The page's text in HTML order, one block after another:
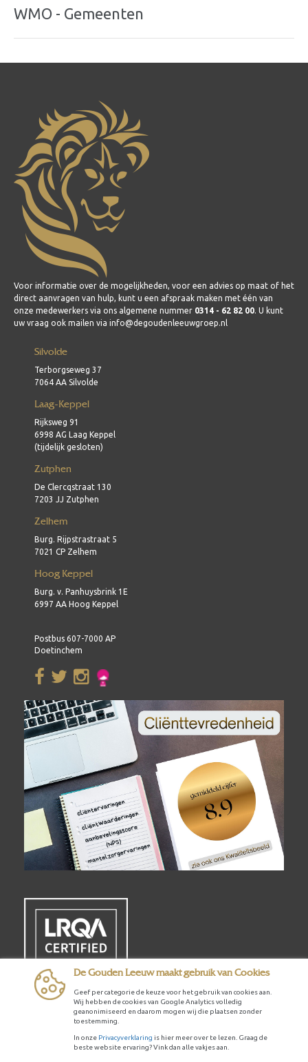
WMO - Gemeenten
De Gouden Leeuw maakt gebruik van Cookies
Geef per categorie de keuze voor het gebruik van cookies aan.
Wij hebben de cookies van Google Analytics volledig
geanonimiseerd en daarom mogen wij die plaatsen zonder
toestemming.
In onze Privacyverklaring is hier meer over te lezen. Graag de
beste website ervaring? Vink dan alle vakjes aan.
Voor informatie over de mogelijkheden, voor een advies op maat of het
direct aanvragen van hulp, kunt u een afspraak maken met één van
onze medewerkers via ons algemene nummer 0314 - 62 82 00. U kunt
uw vraag ook mailen via info@degoudenleeuwgroep.nl
Silvolde
Terborgseweg 37
7064 AA Silvolde
Laag-Keppel
Rijksweg 91
6998 AG Laag Keppel
(tijdelijk gesloten)
Zutphen
De Clercqstraat 130
7203 JJ Zutphen
Zelhem
Burg. Rijpstrastraat 5
7021 CP Zelhem
Hoog Keppel
Burg. v. Panhuysbrink 1E
6997 AA Hoog Keppel
Postbus 607-7000 AP
Doetinchem